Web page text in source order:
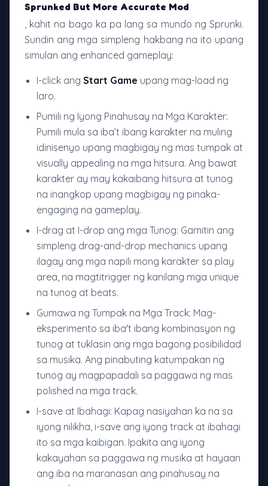
Sprunked But More Accurate Mod
, kahit na bago ka pa lang sa mundo ng Sprunki.
Sundin ang mga simpleng hakbang na ito upang
simulan ang enhanced gameplay:
I-click ang Start Game upang mag-load ng
laro.
Pumili ng Iyong Pinahusay na Mga Karakter:
Pumili mula sa iba’t ibang karakter na muling
idinisenyo upang magbigay ng mas tumpak at
visually appealing na mga hitsura. Ang bawat
karakter ay may kakaibang hitsura at tunog
na inangkop upang magbigay ng pinaka-
engaging na gameplay.
I-drag at I-drop ang mga Tunog: Gamitin ang
simpleng drag-and-drop mechanics upang
ilagay ang mga napili mong karakter sa play
area, na magtitrigger ng kanilang mga unique
na tunog at beats.
Gumawa ng Tumpak na Mga Track: Mag-
eksperimento sa iba't ibang kombinasyon ng
tunog at tuklasin ang mga bagong posibilidad
sa musika. Ang pinabuting katumpakan ng
tunog ay magpapadali sa paggawa ng mas
polished na mga track.
I-save at Ibahagi: Kapag nasiyahan ka na sa
iyong nilikha, i-save ang iyong track at ibahagi
ito sa mga kaibigan. Ipakita ang iyong
kakayahan sa paggawa ng musika at hayaan
ang iba na maranasan ang pinahusay na